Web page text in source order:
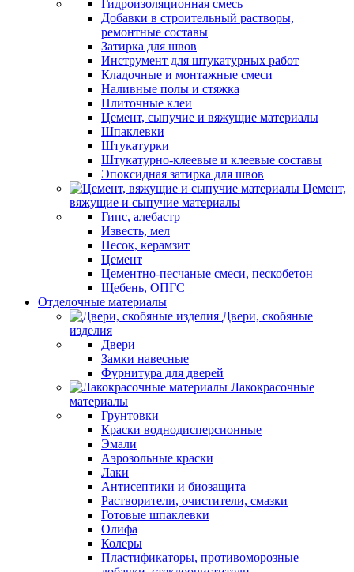
Гидроизоляционная смесь
Добавки в строительный растворы,
ремонтные составы
Затирка для швов
Инструмент для штукатурных работ
Кладочные и монтажные смеси
Наливные полы и стяжка
Плиточные клеи
Цемент, сыпучие и вяжущие материалы
Шпаклевки
Штукатурки
Штукатурно-клеевые и клеевые составы
Эпоксидная затирка для швов
Цемент,
вяжущие и сыпучие материалы
Гипс, алебастр
Известь, мел
Песок, керамзит
Цемент
Цементно-песчаные смеси, пескобетон
Щебень, ОПГС
Отделочные материалы
Двери, скобяные
изделия
Двери
Замки навесные
Фурнитура для дверей
Лакокрасочные
материалы
Грунтовки
Краски воднодисперсионные
Эмали
Аэрозольные краски
Лаки
Антисептики и биозащита
Растворители, очистители, смазки
Готовые шпаклевки
Олифа
Колеры
Пластификаторы, противоморозные